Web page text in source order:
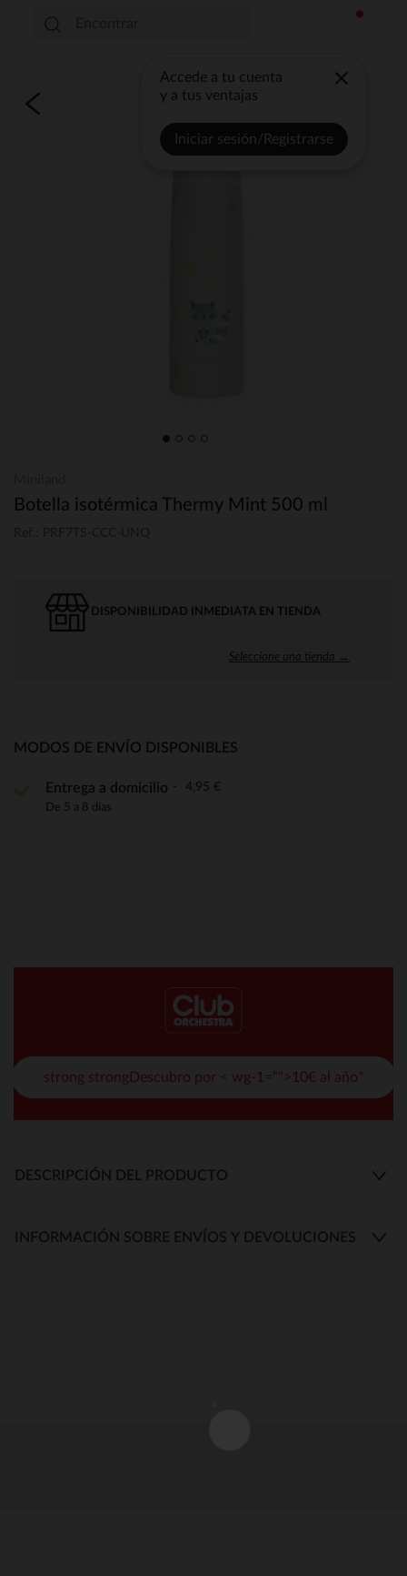
Accede a tu cuenta
y a tus ventajas
Iniciar sesión/Registrarse
Botella isotérmica Thermy Mint 500 ml
DISPONIBILIDAD INMEDIATA EN TIENDA
Seleccione una tienda →
MODOS DE ENVÍO DISPONIBLES
Entrega a domicilio 4,95 €
De 5 a 8 días
strong strongDescubro por < wg-1="">10€ al año*
DESCRIPCIÓN DEL PRODUCTO
INFORMACIÓN SOBRE ENVÍOS Y DEVOLUCIONES